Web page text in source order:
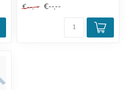
€--,-- €--,--